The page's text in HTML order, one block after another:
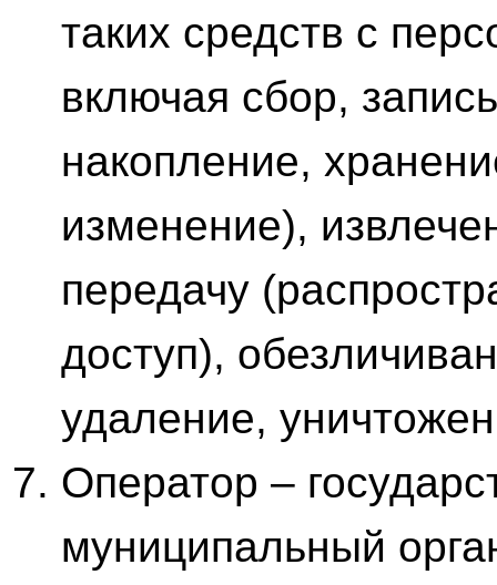
таких средств с
включая сбор,
накопление,
изменение),
передачу
доступ),
удаление,
Оператор –
муниципальный